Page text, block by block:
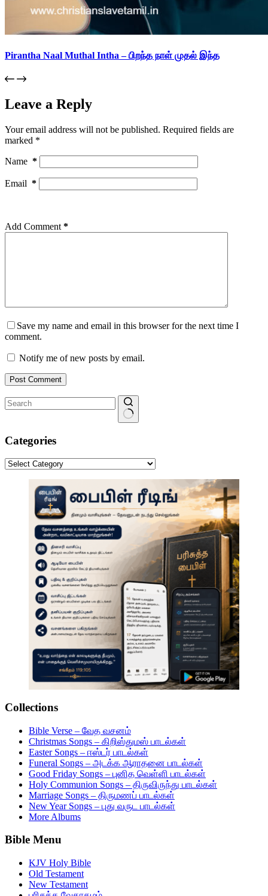
Pirantha Naal Muthal Intha – பிறந்த நாள் முதல் இந்த
Leave a Reply
Your email address will not be published. Required fields are
marked *
Name *
Email *
Add Comment *
Save my name and email in this browser for the next time I
comment.
Notify me of new posts by email.
Post Comment
results
Categories
Categories
Collections
Bible Verse – வேத வசனம்
Christmas Songs – கிறிஸ்துமஸ் பாடல்கள்
Easter Songs – ஈஸ்டர் பாடல்கள்
Funeral Songs – அடக்க ஆராதனை பாடல்கள்
Good Friday Songs – புனித வெள்ளி பாடல்கள்
Holy Communion Songs – திருவிருந்து பாடல்கள்
Marriage Songs – திருமணப் பாடல்கள்
New Year Songs – புது வருட பாடல்கள்
More Albums
Bible Menu
KJV Holy Bible
Old Testament
New Testament